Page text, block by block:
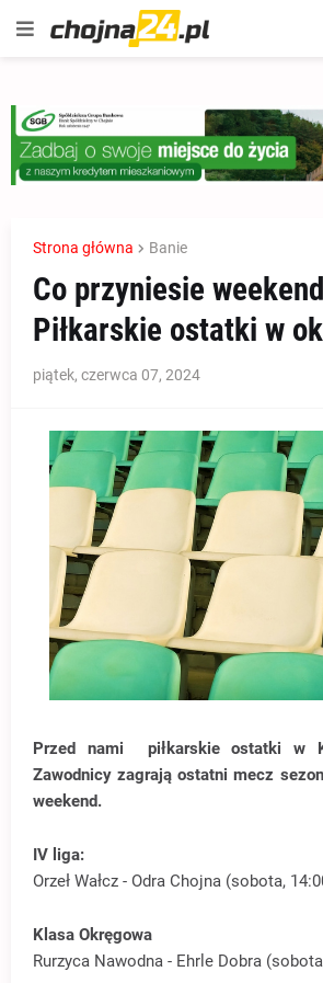
Strona główna Banie
Co przyniesie
Piłkarskie ostatki w
piątek, czerwca 07, 2024
Przed nami piłkarskie ostatki w
Zawodnicy zagrają ostatni mecz
weekend.
IV liga:
Orzeł Wałcz - Odra Chojna (sobota,
Klasa Okręgowa
Rurzyca Nawodna - Ehrle Dobra